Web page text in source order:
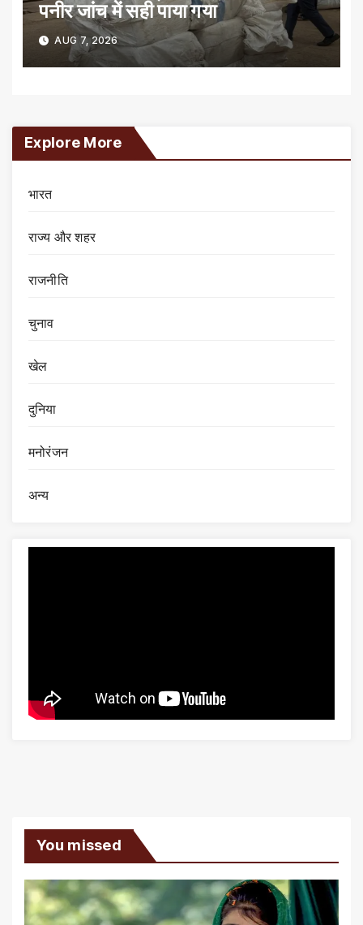
पनीर जांच में सही पाया गया
AUG 7, 2026
Explore More
भारत
राज्य और शहर
राजनीति
चुनाव
खेल
दुनिया
मनोरंजन
अन्य
You missed